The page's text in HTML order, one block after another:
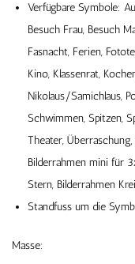
Verfügbare Symbole:
Besuch Frau, Besuch
Fasnacht, Ferien,
Kino, Klassenrat,
Nikolaus/Samichlaus,
Schwimmen, Spitzen,
Theater,
Bilderrahmen mini für
Stern, Bilderrahmen
Standfuss um die
Masse: